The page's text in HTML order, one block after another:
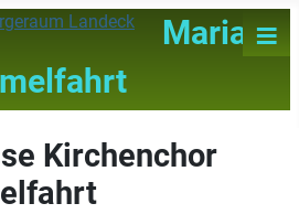
Maria≡
Kirchenchor